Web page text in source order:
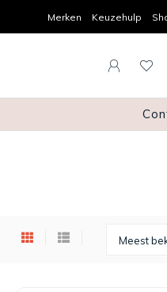
Gratis verzenden en
Merken Keuzehulp